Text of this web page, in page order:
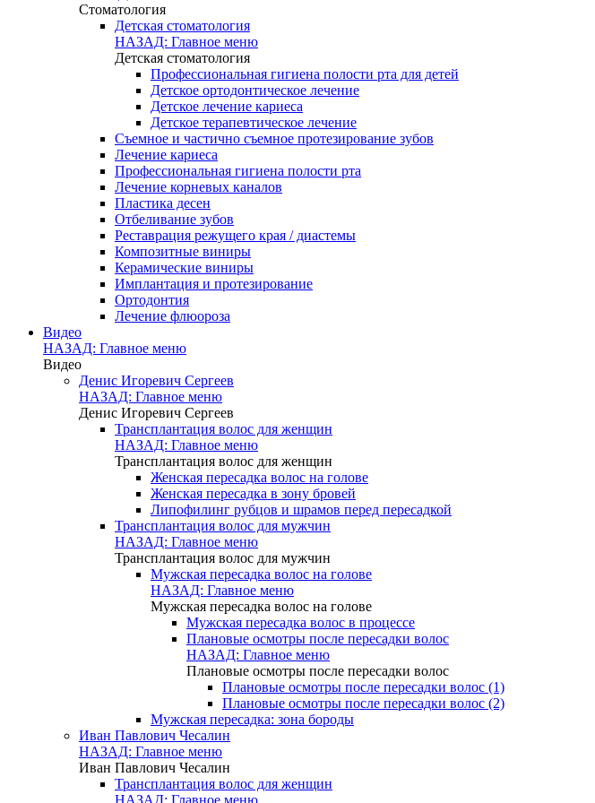
Стоматология
Детская стоматология
НАЗАД: Главное меню
Детская стоматология
Профессиональная гигиена полости рта для детей
Детское ортодонтическое лечение
Детское лечение кариеса
Детское терапевтическое лечение
Съемное и частично съемное протезирование зубов
Лечение кариеса
Профессиональная гигиена полости рта
Лечение корневых каналов
Пластика десен
Отбеливание зубов
Реставрация режущего края / диастемы
Композитные виниры
Керамические виниры
Имплантация и протезирование
Ортодонтия
Лечение флюороза
Видео
НАЗАД: Главное меню
Видео
Денис Игоревич Сергеев
НАЗАД: Главное меню
Денис Игоревич Сергеев
Трансплантация волос для женщин
НАЗАД: Главное меню
Трансплантация волос для женщин
Женская пересадка волос на голове
Женская пересадка в зону бровей
Липофилинг рубцов и шрамов перед пересадкой
Трансплантация волос для мужчин
НАЗАД: Главное меню
Трансплантация волос для мужчин
Мужская пересадка волос на голове
НАЗАД: Главное меню
Мужская пересадка волос на голове
Мужская пересадка волос в процессе
Плановые осмотры после пересадки волос
НАЗАД: Главное меню
Плановые осмотры после пересадки волос
Плановые осмотры после пересадки волос (1)
Плановые осмотры после пересадки волос (2)
Мужская пересадка: зона бороды
Иван Павлович Чесалин
НАЗАД: Главное меню
Иван Павлович Чесалин
Трансплантация волос для женщин
НАЗАД: Главное меню